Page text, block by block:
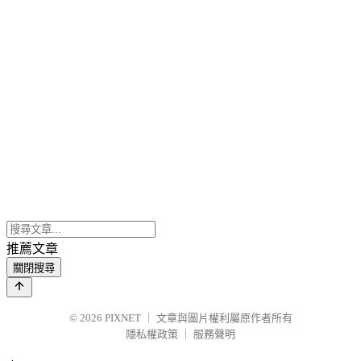
推薦文章
關閉搜尋
© 2026 PIXNET
文章與圖片權利屬原作者所有
隱私權政策
服務聲明